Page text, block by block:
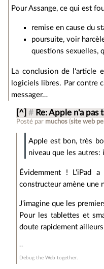
Pour Assange, ce qui est
remise en cause du
poursuite, voir
questions sexuelles,
La conclusion de l'article
logiciels libres. Par contre
messager…
[^] # Re: Apple n'a pas
Posté par muchos (site web
Apple est bon, très
niveau que les
Évidemment ! L'iPad
constructeur amène une
J'imagine que les
Pour les tablettes et
doute rapidement
Debug the Web together.